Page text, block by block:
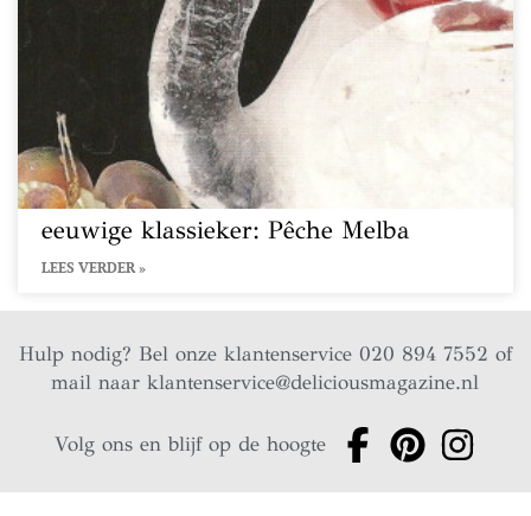
eeuwige klassieker: Pêche Melba
LEES VERDER »
Hulp nodig? Bel onze klantenservice 020 894 7552 of
mail naarklantenservice@deliciousmagazine.nl
Volg ons en blijf op de hoogte